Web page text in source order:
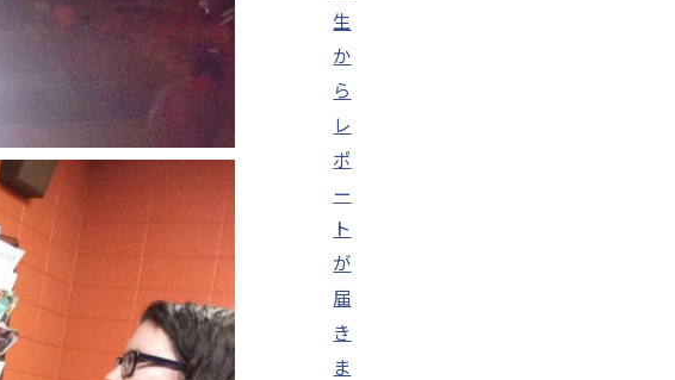
生
か
ら
レ
ポ
ー
ト
が
届
き
ま